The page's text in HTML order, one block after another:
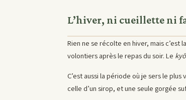
L’hiver, ni cueillette ni
Rien ne se récolte en hiver, mais
volontiers après le repas du soir. Le
C’est aussi la période où je sers le
celle d’un sirop, et une seule gorgée